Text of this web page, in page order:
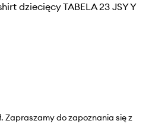
dziecięcy TABELA 23 JSY Y
Zapraszamy do zapoznania się z